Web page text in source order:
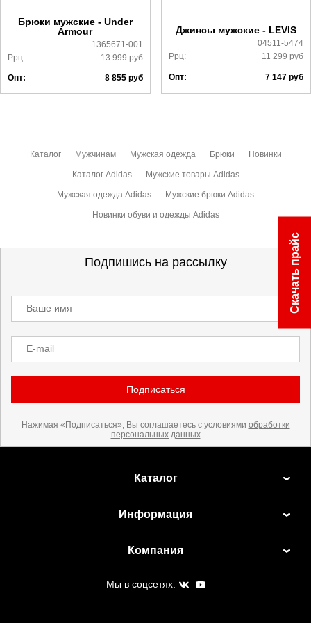
Брюки мужские - Under
Armour
1365671-001
Ррц:
13 999 руб
Опт: 8 855руб
Джинсы мужские - LEVIS
04511-5474
Ррц:
11 299 руб
Опт: 7 147 руб
Каталог Мужчинам Мужская одежда Брюки Новинки
Каталог Adidas Мужские товары Adidas
Мужская одежда Adidas Мужские брюки Adidas
Новинки обуви и одежды Adidas
Подпишись на рассылку
Ваше имя
E-mail
Подписаться
Нажимая «Подписаться», Вы соглашаетесь с условиями обработки
персональных данных
Каталог
Информация
Компания
Мы в соцсетях:
Скачать прайс